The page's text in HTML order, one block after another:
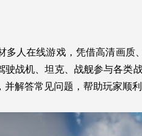
多人在线游戏，凭借高清画
战机、坦克、战舰参与各类
解答常见问题，帮助玩家顺利